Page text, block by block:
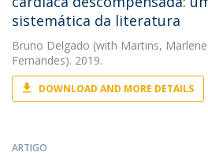
sistemática da literatura
Bruno Delgado (with Martins,
Fernandes). 2019.
DOWNLOAD AND MORE DETAILS
ARTIGO